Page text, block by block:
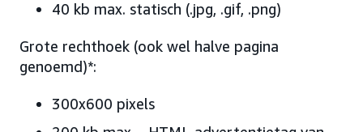
40 kb max. statisch (.jpg, .gif, .png)
Grote rechthoek (ook wel halve pagina
genoemd)*:
300x600 pixels